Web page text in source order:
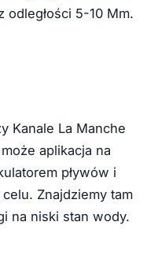
odległości 5-10 Mm.
Kanale La Manche
aplikacja na
pływów i
Znajdziemy tam
na niski stan wody.